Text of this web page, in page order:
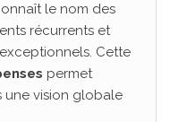
le nom des
récurrents et
Cette
permet
une vision globale